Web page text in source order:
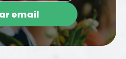
email